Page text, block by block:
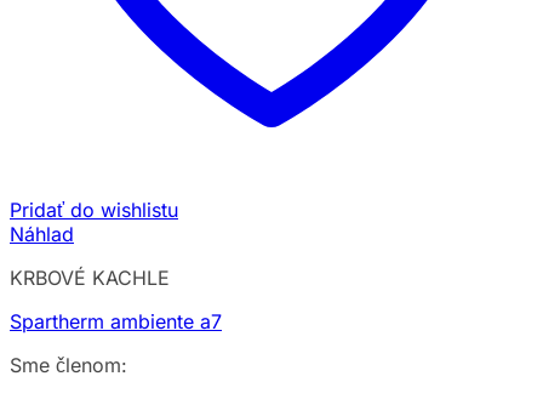
Pridať do wishlistu
Náhlad
KRBOVÉ KACHLE
Spartherm ambiente a7
Sme členom: